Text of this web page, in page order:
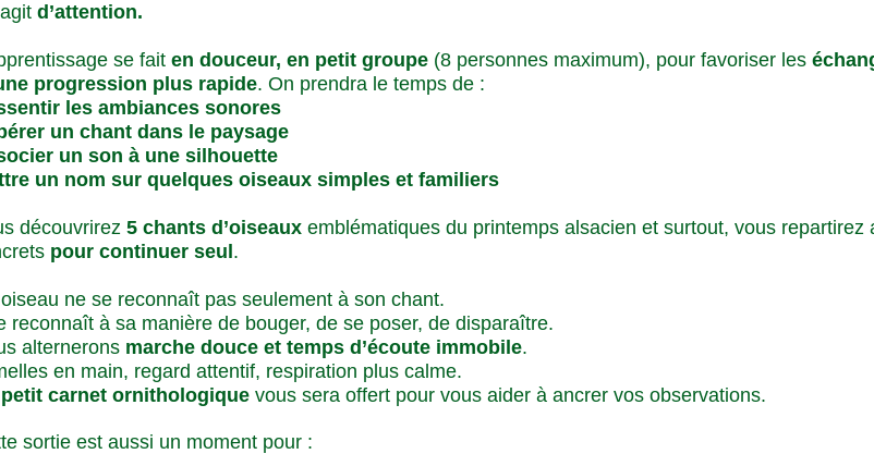
d’attention.
se fait en douceur, en petit groupe(8 personnes maximum), pour favoriser les
progression plus rapide. On prendra le temps de :
les ambiances sonores
un chant dans le paysage
un son à une silhouette
un nom sur quelques oiseaux simples et familiers
découvrirez 5 chants d’oiseauxemblématiques du printemps alsacien et surtout, vous repartirez
pour continuer seul .
ne se reconnaît pas seulement à son chant.
reconnaît à sa manière de bouger, de se poser, de disparaître.
alternerons marche douce et temps d’écoute immobile.
en main, regard attentif, respiration plus calme.
petit carnet ornithologique vous sera offert pour vous aider à ancrer vos observations.
sortie est aussi un moment pour :